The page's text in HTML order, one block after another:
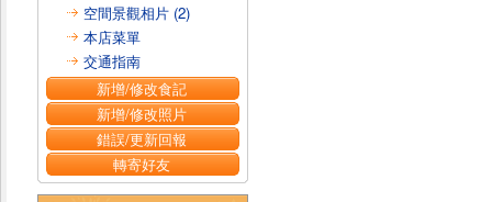
空間景觀相片 (2)
本店菜單
交通指南
新增/修改食記
新增/修改照片
錯誤/更新回報
轉寄好友